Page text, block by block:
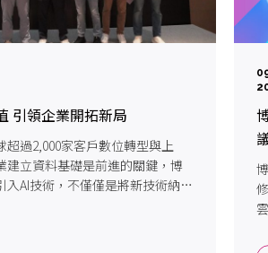
引領企業開拓新局
超過2,000家客戶數位轉型與上
建立資料基礎是前進的關鍵，博
入AI技術，不僅僅是將新技術納入